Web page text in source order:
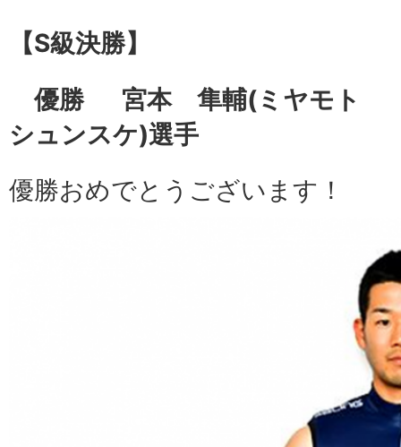
【S級決勝】
優勝 宮本 隼輔(ミヤモト
シュンスケ)選手
優勝おめでとうございます！